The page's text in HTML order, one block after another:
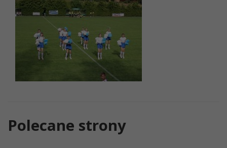
Polecane strony